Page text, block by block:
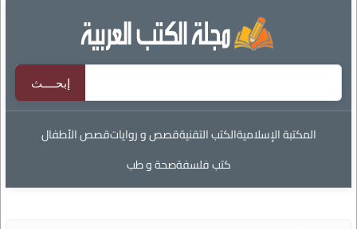
المكتبة الإسلاميةالكتب التقنيةقصص و رواياتقصص الأطفال
كتب فلسفةصحة و طب